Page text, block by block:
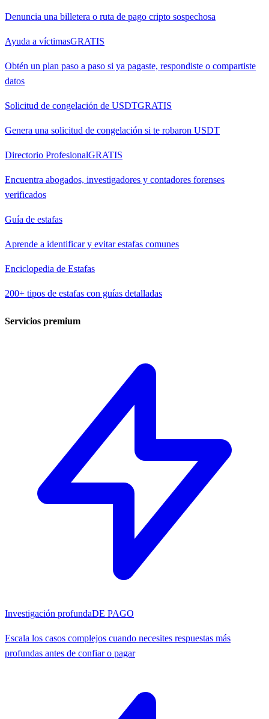
Denuncia una billetera o ruta de pago cripto sospechosa
Ayuda a víctimasGRATIS
Obtén un plan paso a paso si ya pagaste, respondiste o compartiste
datos
Solicitud de congelación de USDTGRATIS
Genera una solicitud de congelación si te robaron USDT
Directorio ProfesionalGRATIS
Encuentra abogados, investigadores y contadores forenses
verificados
Guía de estafas
Aprende a identificar y evitar estafas comunes
Enciclopedia de Estafas
200+ tipos de estafas con guías detalladas
Servicios premium
Investigación profundaDE PAGO
Escala los casos complejos cuando necesites respuestas más
profundas antes de confiar o pagar